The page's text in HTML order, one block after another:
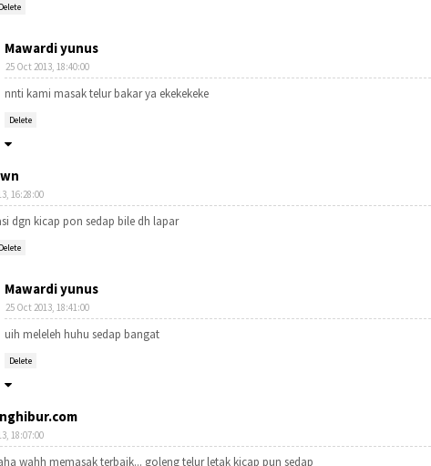
Delete
Mawardi yunus
25 Oct 2013, 18:40:00
nnti kami masak telur bakar ya ekekekeke
Delete
16:28:00
dgn kicap pon sedap bile dh lapar
Delete
Mawardi yunus
25 Oct 2013, 18:41:00
uih meleleh huhu sedap bangat
Delete
18:07:00
wahh memasak terbaik... goleng telur letak kicap pun sedap